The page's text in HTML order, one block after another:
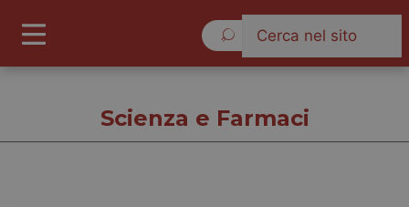
Scienza e Farmaci